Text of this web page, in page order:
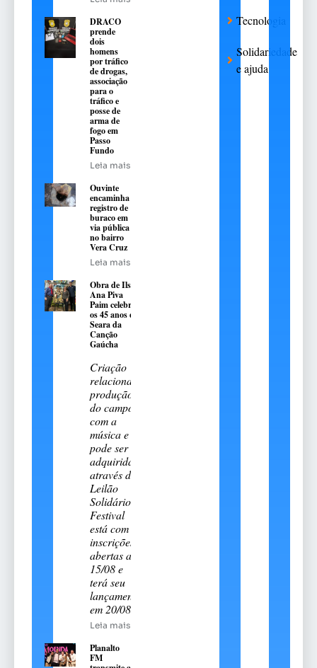
DRACO
prende
dois
homens
por tráfico
de drogas,
associação
para o
tráfico e
posse de
arma de
fogo em
Passo
Fundo
Leia mais
Ouvinte
encaminha
registro de
buraco em
via pública
no bairro
Vera Cruz
Leia mais
Obra de Ilse
Ana Piva
Paim celebra
os 45 anos da
Seara da
Canção
Gaúcha
Criação
relaciona a
produção
do campo
com a
música e
pode ser
adquirida
através do
Leilão
Solidário.
Festival
está com
inscrições
abertas até
15/08 e
terá seu
lançamento
em 20/08
Leia mais
Planalto
FM
Tecnologia
Solidariedade
e ajuda